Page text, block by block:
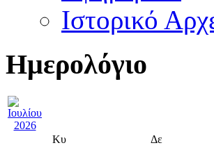
Ιστορικό
Ημερολόγιο
Κυ Δε